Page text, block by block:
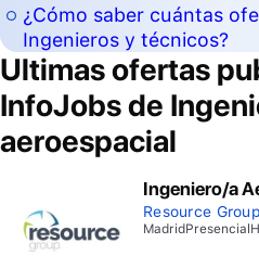
¿Cómo saber cuántas
Ingenieros y técnicos?
Ultimas ofertas
InfoJobs de
aeroespacial
Ingeniero/a
Resource
MadridPresencial